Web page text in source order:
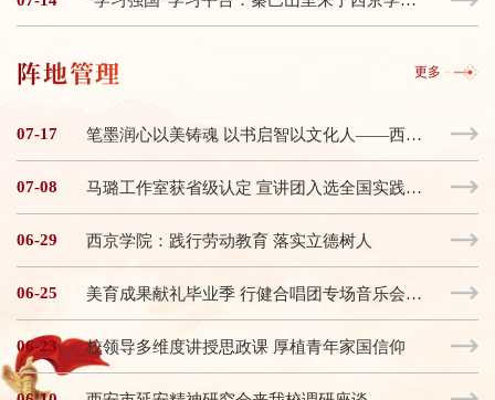
阵地管理 更多
07-17 笔墨润心以美铸魂 以书启智以文化人——西京学院万钧书院书法“一院一品”育人实践
07-08 马璐工作室获省级认定 宣讲团入选全国实践团队
06-29 西京学院：践行劳动教育 落实立德树人
06-25 美育成果献礼毕业季 行健合唱团专场音乐会上演
06-23 校领导多维度讲授思政课 厚植青年家国信仰